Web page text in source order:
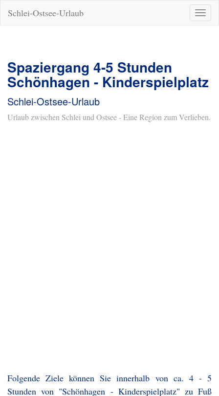
ein-/
Schlei-Ostsee-Urlaub
Spaziergang 4-5 Stunden
Schönhagen - Kinderspielplatz
Schlei-Ostsee-Urlaub
Urlaub zwischen Schlei und Ostsee - Eine Region zum Verlieben.
Folgende Ziele können Sie innerhalb von ca. 4 - 5
Stunden von "Schönhagen - Kinderspielplatz" zu Fuß